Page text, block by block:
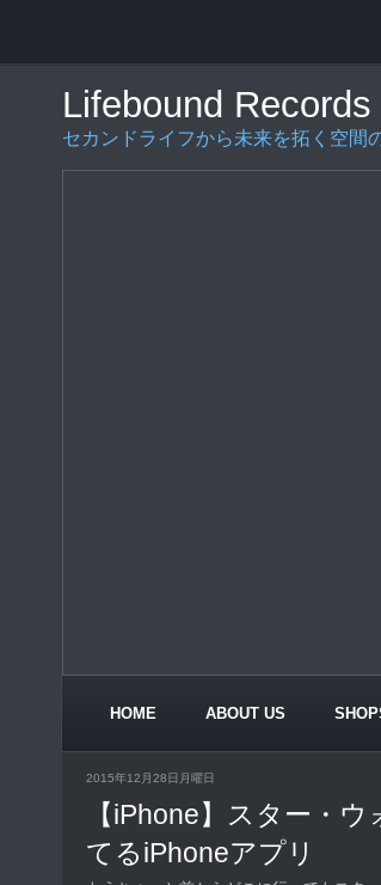
Lifebound Records
セカンドライフから未来を拓く空間
HOME ABOUT US
2015年12月28日月曜日
【iPhone】スター・
てるiPhoneアプリ